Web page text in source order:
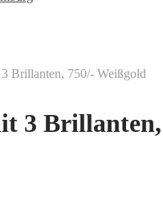
Brillanten, 750/- Weißgold
3